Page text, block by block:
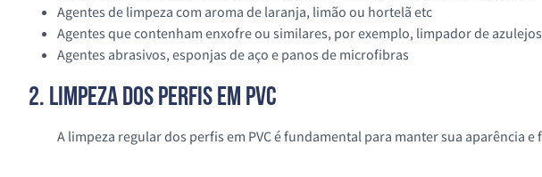
Agentes de limpeza com aroma de laranja, limão ou hortelã etc
Agentes que contenham enxofre ou similares, por exemplo, limpador de azulejos
Agentes abrasivos, esponjas de aço e panos de microfibras
2. Limpeza dos Perfis em PVC
A limpeza regular dos perfis em PVC é fundamental para manter sua aparência